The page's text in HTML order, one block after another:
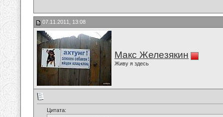
07.11.2011, 13:08
Макс Железякин
Живу я здесь
Цитата: